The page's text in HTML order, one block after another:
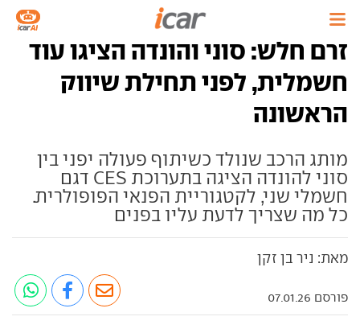
זרם חלש: סוני והונדה הציגו עוד
חשמלית, לפני תחילת שיווק
הראשונה
מותג הרכב שנולד כשיתוף פעולה יפני בין
סוני להונדה הציגה בתערוכת CES דגם
חשמלי שני, לקטגוריית הפנאי הפופולרית.
כל מה שצריך לדעת עליו בפנים
מאת: ניר בן זקן
פורסם 07.01.26